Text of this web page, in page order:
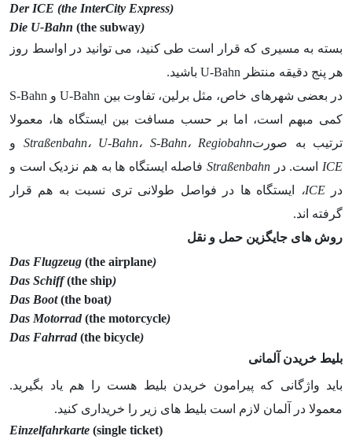
(Der ICE (the InterCity Express
(Die U-Bahn
(the subway
بسته به مسیری که قرار است طی کنید، می توانید در اواسط روز
هر پنج دقیقه منتظر U-Bahn باشید.
در بعضی شهرهای خاص، مثل برلین، تفاوت بین U-Bahn و S-Bahn
کمی مبهم است، اما بر حسب مسافت بین ایستگاه ها، معمولا
ترتیب به صورت
Straßenbahn، U-Bahn، S-Bahn، Regiobahn
و
ICE
است. در Straßenbahn فاصله ایستگاه ها به هم نزدیک است و
درICE،
ایستگاه ها در فواصل طولانی تری نسبت به هم قرار
گرفته اند.
روش های جایگزین حمل و نقل
(Das Flugzeug
(the airplane
(Das Schiff
(the ship
(Das Boot
(the boat
(Das Motorrad
(the motorcycle
(Das Fahrrad
(the bicycle
بلیط خریدن آلمانی
باید واژگانی که پیرامون خریدن بلیط هست را هم یاد بگیرید.
معمولا در آلمان لازم است بلیط های زیر را خریداری کنید.
Einzelfahrkarte (single ticket)